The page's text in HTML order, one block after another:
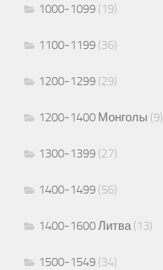
1000-1099 (19)
1100-1199 (36)
1200-1299 (29)
1200-1400 Монголы (9)
1300-1399 (27)
1400-1499 (56)
1400-1600 Литва(13)
1500-1549 (34)